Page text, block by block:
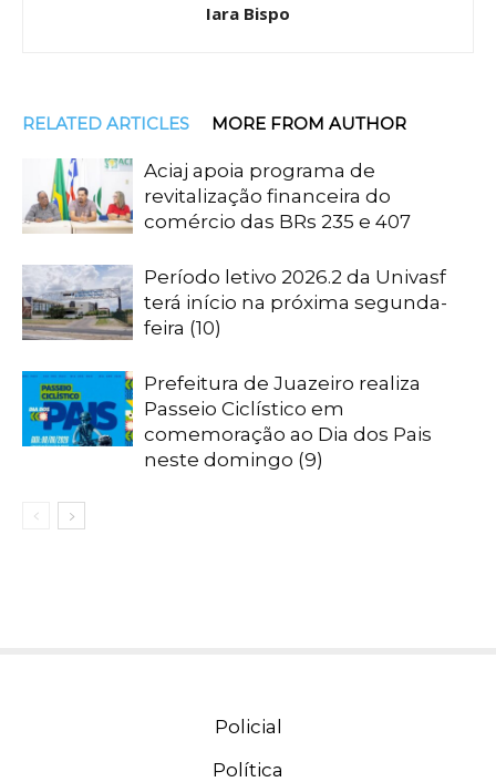
Iara Bispo
RELATED ARTICLES MORE FROM AUTHOR
Aciaj apoia programa de
revitalização financeira do
comércio das BRs 235 e 407
Período letivo 2026.2 da Univasf
terá início na próxima segunda-
feira (10)
Prefeitura de Juazeiro realiza
Passeio Ciclístico em
comemoração ao Dia dos Pais
neste domingo (9)
Policial
Política